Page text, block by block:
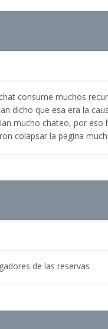
consume muchos
dicho que esa era la
mucho chateo, por eso
colapsar la pagina
de las reservas